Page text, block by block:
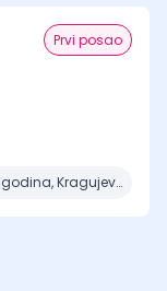
Prvi posao
Beograd, Čačak, Jagodina, Kragujevac, Kruševac + 15 mesta